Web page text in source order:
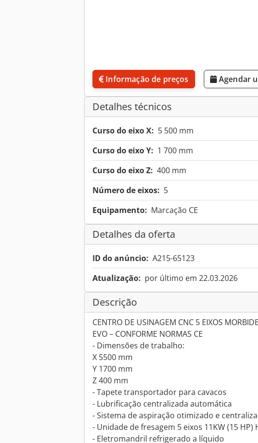
Informação de preços Agendar
Detalhes técnicos
Curso do eixo X: 5 500 mm
Curso do eixo Y: 1 700 mm
Curso do eixo Z: 400 mm
Número de eixos: 5
Equipamento: Marcação CE
Detalhes da oferta
ID do anúncio: A215-65123
Atualização: por último em 22.03.2026
Descrição
CENTRO DE USINAGEM CNC 5 EIXOS
EVO – CONFORME NORMAS CE
- Dimensões de trabalho:
X 5500 mm
Y 1700 mm
Z 400 mm
- Tapete transportador para cavacos
- Lubrificação centralizada automática
- Sistema de aspiração otimizado e
- Unidade de fresagem 5 eixos 11KW (15 HP)
- Eletromandril refrigerado a líquido